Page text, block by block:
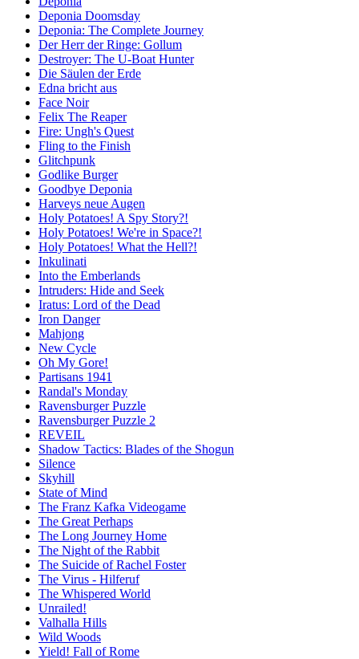
Deponia Doomsday
Deponia: The Complete Journey
Der Herr der Ringe: Gollum
Destroyer: The U-Boat Hunter
Die Säulen der Erde
Edna bricht aus
Face Noir
Felix The Reaper
Fire: Ungh's Quest
Fling to the Finish
Glitchpunk
Godlike Burger
Goodbye Deponia
Harveys neue Augen
Holy Potatoes! A Spy Story?!
Holy Potatoes! We're in Space?!
Holy Potatoes! What the Hell?!
Inkulinati
Into the Emberlands
Intruders: Hide and Seek
Iratus: Lord of the Dead
Iron Danger
Mahjong
New Cycle
Oh My Gore!
Partisans 1941
Randal's Monday
Ravensburger Puzzle
Ravensburger Puzzle 2
REVEIL
Shadow Tactics: Blades of the Shogun
Silence
Skyhill
State of Mind
The Franz Kafka Videogame
The Great Perhaps
The Long Journey Home
The Night of the Rabbit
The Suicide of Rachel Foster
The Virus - Hilferuf
The Whispered World
Unrailed!
Valhalla Hills
Wild Woods
Yield! Fall of Rome